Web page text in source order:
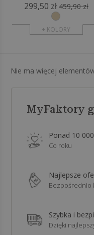
299,50 zł 459,90 zł
+ KOLORY
Nie ma więcej
MyFaktory
Ponad 10
Co roku
Najlepsze
Bezpośrednio
Szybka i
Dzięki